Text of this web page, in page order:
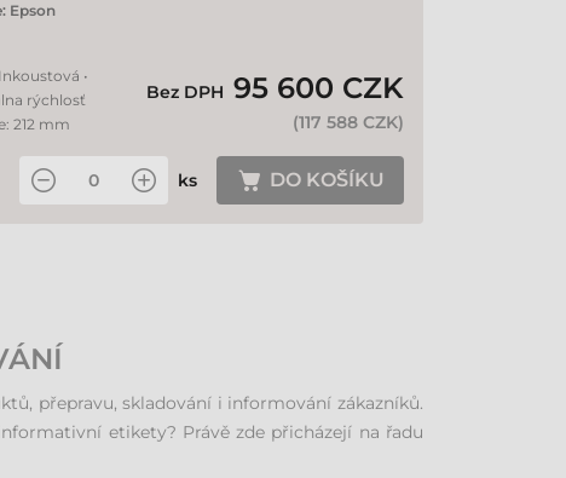
Epson
•
rýchlosť
212 mm
Bez DPH 95 600 CZK
(117 588 CZK)
ks DO KOŠÍKU
přepravu, skladování i informování zákazníků.
etikety? Právě zde přicházejí na řadu